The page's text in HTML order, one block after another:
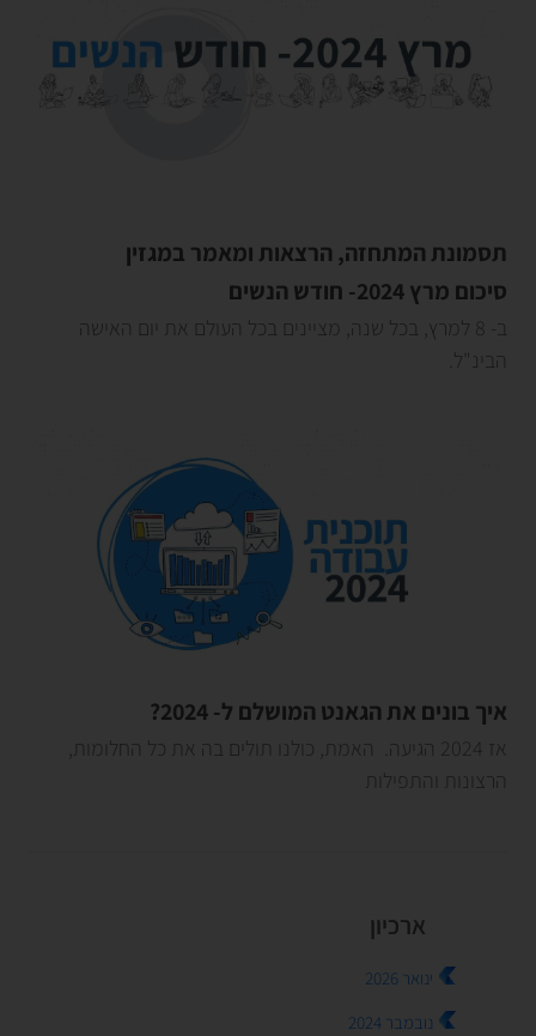
תסמונת המתחזה, הרצאות ומאמר במגזין
סיכום מרץ 2024- חודש הנשים
ב- 8 למרץ, בכל שנה, מציינים בכל העולם את יום האישה
הבינ"ל.
איך בונים את הגאנט המושלם ל- 2024?
אז 2024 הגיעה. האמת, כולנו תולים בה את כל החלומות,
הרצונות והתפילות
ארכיון
ינואר 2026
נובמבר 2024